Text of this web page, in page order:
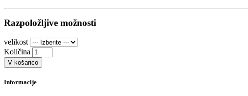
Razpoložljive možnosti
velikost
Količina
V košarico
Informacije